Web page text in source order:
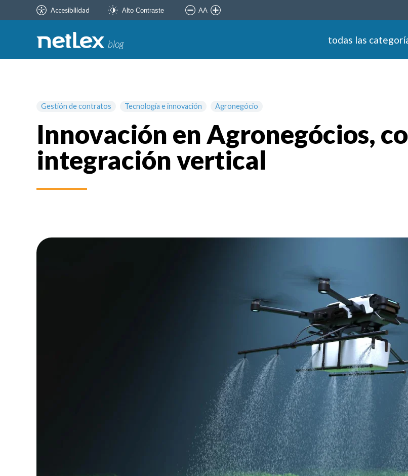
Accesibilidad Alto Contraste AA
blog todas las
Gestión de contratos Tecnología e innovación Agronegócio
Innovación en Agronegócios,
integración vertical